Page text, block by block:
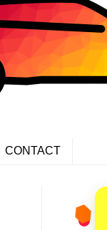
CONTACT